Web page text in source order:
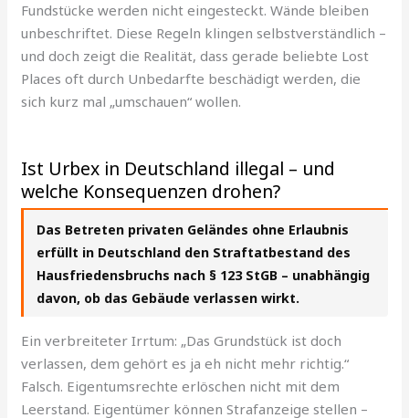
Fundstücke werden nicht eingesteckt. Wände bleiben
unbeschriftet. Diese Regeln klingen selbstverständlich –
und doch zeigt die Realität, dass gerade beliebte Lost
Places oft durch Unbedarfte beschädigt werden, die
sich kurz mal „umschauen“ wollen.
Ist Urbex in Deutschland illegal – und
welche Konsequenzen drohen?
Das Betreten privaten Geländes ohne Erlaubnis
erfüllt in Deutschland den Straftatbestand des
Hausfriedensbruchs nach § 123 StGB – unabhängig
davon, ob das Gebäude verlassen wirkt.
Ein verbreiteter Irrtum: „Das Grundstück ist doch
verlassen, dem gehört es ja eh nicht mehr richtig.“
Falsch. Eigentumsrechte erlöschen nicht mit dem
Leerstand. Eigentümer können Strafanzeige stellen –